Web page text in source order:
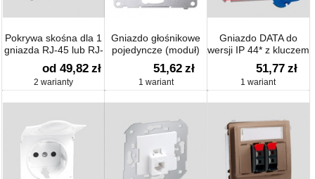
Pokrywa skośna dla 1
gniazda RJ-45 lub RJ-
11/12
od 49,82 zł
2 warianty
Gniazdo głośnikowe
pojedyncze (moduł)
51,62 zł
1 wariant
Gniazdo DATA do
wersji IP 44* z kluczem
uprawniającym
(moduł) 16 A
51,77 zł
1 wariant